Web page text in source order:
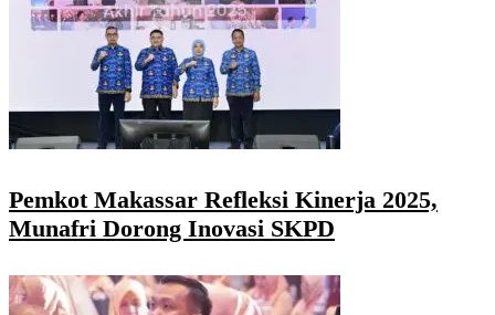
Pemkot Makassar Refleksi Kinerja 2025,
Munafri Dorong Inovasi SKPD